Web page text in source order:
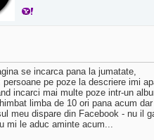
se incarca pana la jumatate,
persoane pe poze la descriere imi
incarci mai multe poze intr-un
limba de 10 ori pana acum
meu dispare din Facebook - nu il
mi le aduc aminte acum...